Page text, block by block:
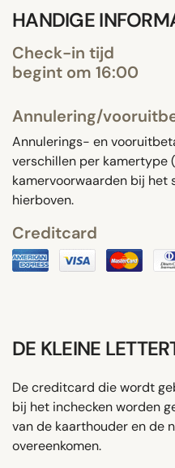
HANDIGE
Check-in tijd
begint om 16:00
Annulering/
Annulerings- en
verschillen per kamertype
kamervoorwaarden bij het
hierboven.
Creditcard
DE KLEINE
De creditcard die wordt
bij het inchecken worden
van de kaarthouder en de
overeenkomen.